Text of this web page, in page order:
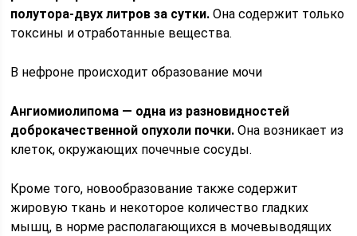
полутора-двух литров за сутки. Она содержит только
токсины и отработанные вещества.
В нефроне происходит образование мочи
Ангиомиолипома — одна из разновидностей
доброкачественной опухоли почки. Она возникает из
клеток, окружающих почечные сосуды.
Кроме того, новообразование также содержит
жировую ткань и некоторое количество гладких
мышц, в норме располагающихся в мочевыводящих